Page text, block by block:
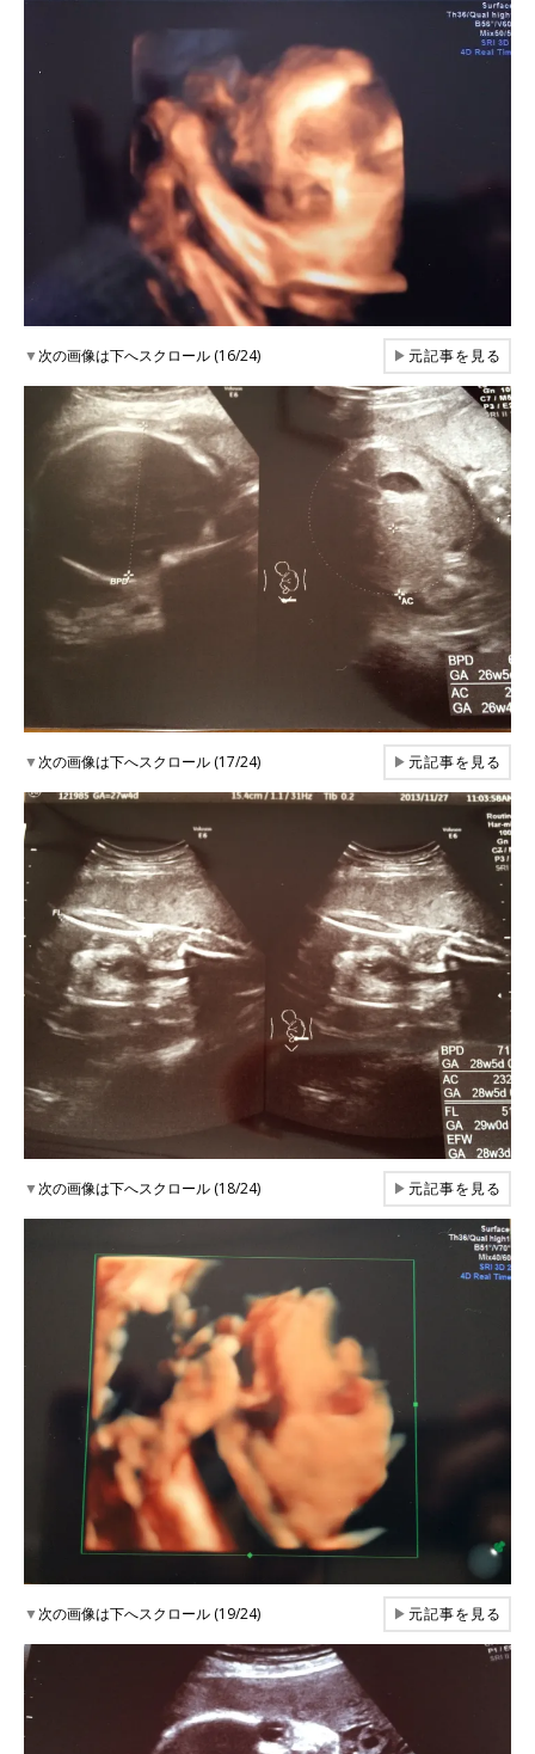
▼次の画像は下へスクロール (16/24) ▶元記事を見る
▼次の画像は下へスクロール (17/24) ▶元記事を見る
▼次の画像は下へスクロール (18/24) ▶元記事を見る
▼次の画像は下へスクロール (19/24) ▶元記事を見る